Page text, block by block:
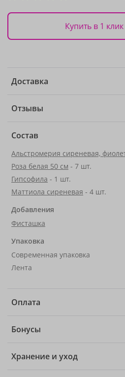
Купить в 1 клик
Доставка
Отзывы
Состав
Альстромерия сиреневая,
Роза белая 50 см - 7 шт.
Гипсофила - 1 шт.
Маттиола сиреневая - 4 шт.
Добавления
Фисташка
Упаковка
Современная упаковка
Лента
Оплата
Бонусы
Хранение и уход